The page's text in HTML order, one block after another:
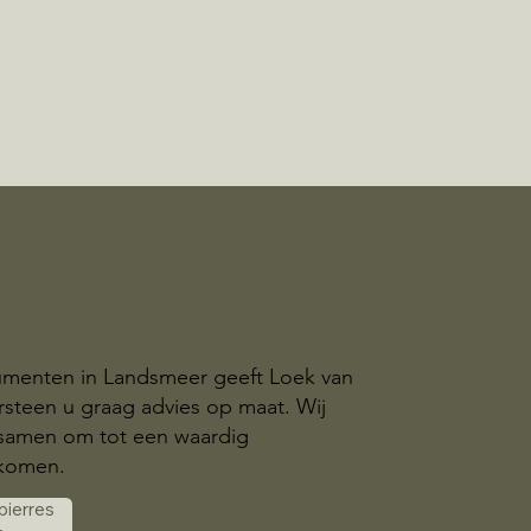
in Landsmeer geeft Loek van
u graag advies op maat. Wij
om tot een waardig